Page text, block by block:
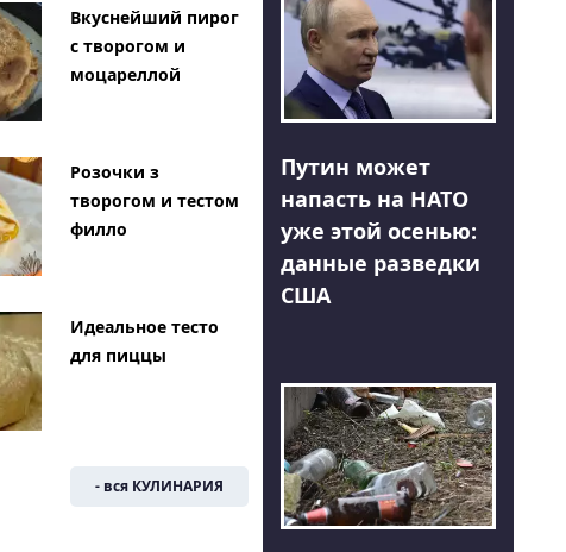
Вкуснейший пирог
с творогом и
моцареллой
Розочки з
творогом и тестом
филло
Идеальное тесто
для пиццы
- вся КУЛИНАРИЯ
Путин может
напасть на НАТО
уже этой осенью:
данные разведки
США